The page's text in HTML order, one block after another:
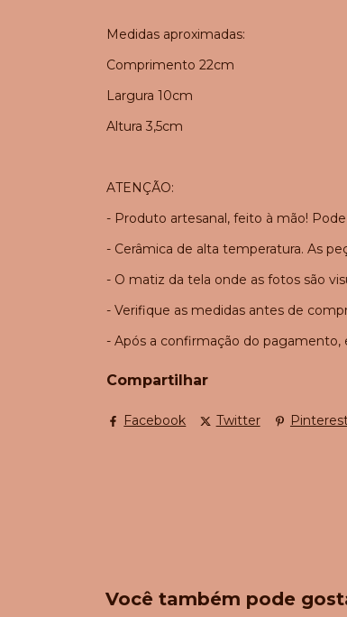
Medidas aproximadas:
Comprimento 22cm
Largura 10cm
Altura 3,5cm
ATENÇÃO:
- Produto artesanal, feito à mão!
- Cerâmica de alta temperatura. As
- O matiz da tela onde as fotos são
- Verifique as medidas antes de
- Após a confirmação do pagamento,
Compartilhar
Facebook Twitter
Você também pode